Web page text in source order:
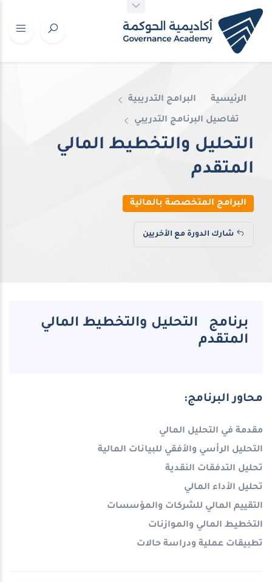
الرئيسية البرامج التدريبية
تفاصيل البرنامج التدريبي
التحليل والتخطيط المالي
المتقدم
البرامج المتخصصة بالمالية
شارك الدورة مع الأخريين
برنامج التحليل والتخطيط المالي
المتقدم
محاور البرنامج:
مقدمة في التحليل المالي
التحليل الرأسي والأفقي للبيانات المالية
تحليل التدفقات النقدية
تحليل الأداء المالي
التقييم المالي للشركات والمؤسسات
التخطيط المالي والموازنات
تطبيقات عملية ودراسة حالات